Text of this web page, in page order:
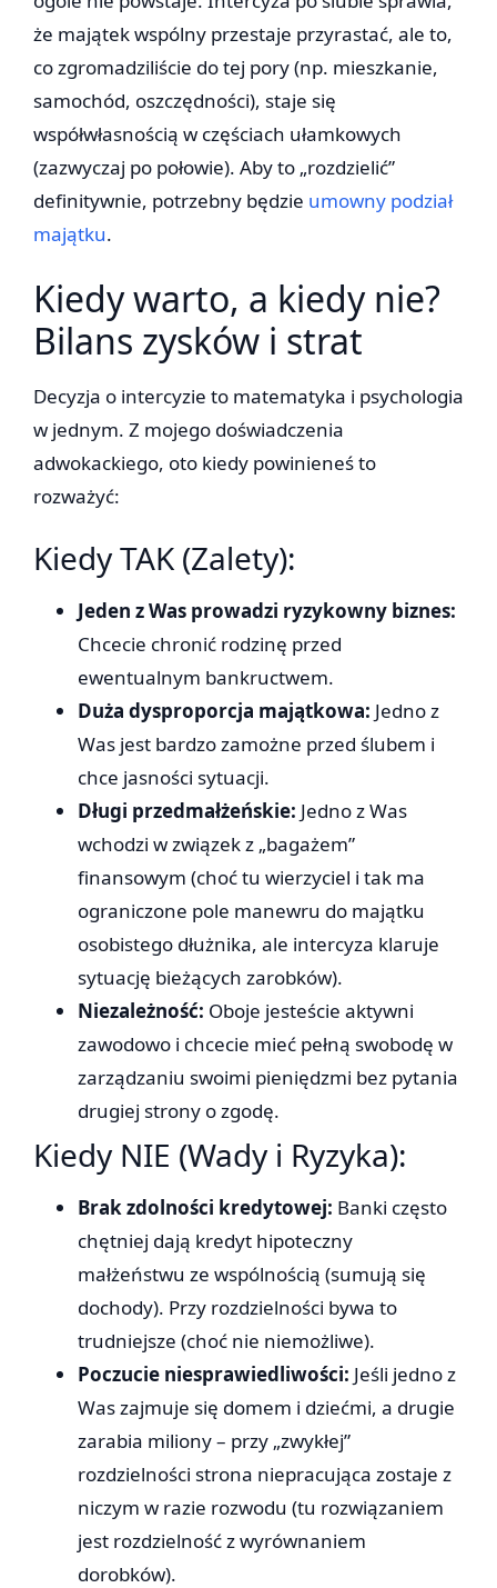
że majątek wspólny przestaje przyrastać, ale to,
co zgromadziliście do tej pory (np. mieszkanie,
samochód, oszczędności), staje się
współwłasnością w częściach ułamkowych
(zazwyczaj po połowie). Aby to „rozdzielić”
definitywnie, potrzebny będzie umowny podział
majątku.
Kiedy warto, a kiedy nie?
Bilans zysków i strat
Decyzja o intercyzie to matematyka i psychologia
w jednym. Z mojego doświadczenia
adwokackiego, oto kiedy powinieneś to
rozważyć:
Kiedy TAK (Zalety):
Jeden z Was prowadzi ryzykowny biznes:
Chcecie chronić rodzinę przed
ewentualnym bankructwem.
Duża dysproporcja majątkowa: Jedno z
Was jest bardzo zamożne przed ślubem i
chce jasności sytuacji.
Długi przedmałżeńskie: Jedno z Was
wchodzi w związek z „bagażem”
finansowym (choć tu wierzyciel i tak ma
ograniczone pole manewru do majątku
osobistego dłużnika, ale intercyza klaruje
sytuację bieżących zarobków).
Niezależność: Oboje jesteście aktywni
zawodowo i chcecie mieć pełną swobodę w
zarządzaniu swoimi pieniędzmi bez pytania
drugiej strony o zgodę.
Kiedy NIE (Wady i Ryzyka):
Brak zdolności kredytowej: Banki często
chętniej dają kredyt hipoteczny
małżeństwu ze wspólnością (sumują się
dochody). Przy rozdzielności bywa to
trudniejsze (choć nie niemożliwe).
Poczucie niesprawiedliwości: Jeśli jedno z
Was zajmuje się domem i dziećmi, a drugie
zarabia miliony – przy „zwykłej”
rozdzielności strona niepracująca zostaje z
niczym w razie rozwodu (tu rozwiązaniem
jest rozdzielność z wyrównaniem
dorobków).